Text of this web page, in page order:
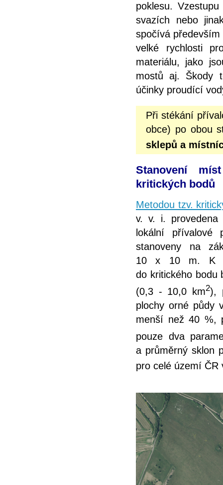
poklesu.
svazích nebo
spočívá
velké rychlosti
materiálu, jako
mostů aj. Škody
účinky proudící
Při stékání
obce) po obou
sklepů a
Stanovení
kritických bodů
Metodou tzv.
v. v. i. provedena
lokální přívalové
stanoveny na
10 x 10 m. K
do kritického bodu
(0,3 - 10,0 km2),
plochy orné půdy
menší než 40 %,
pouze dva
a průměrný sklon
pro celé území